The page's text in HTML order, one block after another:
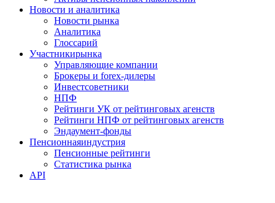
Новости и аналитика
Новости рынка
Аналитика
Глоссарий
Участникирынка
Управляющие компании
Брокеры и forex-дилеры
Инвестсоветники
НПФ
Рейтинги УК от рейтинговых агенств
Рейтинги НПФ от рейтинговых агенств
Эндаумент-фонды
Пенсионнаяиндустрия
Пенсионные рейтинги
Статистика рынка
API